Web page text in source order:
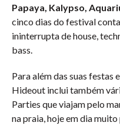
Papaya, Kalypso,
cinco dias do festival
ininterrupta de house,
bass.
Para além das suas festas
Hideout inclui também
Parties que viajam pelo
na praia, hoje em dia